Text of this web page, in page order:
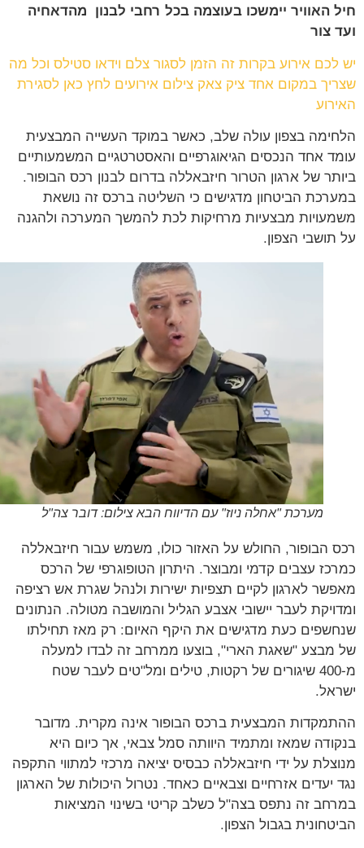
האוויר יימשכו בעוצמה בכל רחבי לבנון מהדאחיה
צור
אירוע בקרות זה הזמן לסגור צלם וידאו סטילס וכל מה
במקום אחד ציק צאק צילום אירועים לחץ כאן לסגירת
בצפון עולה שלב, כאשר במוקד העשייה המבצעית
אחד הנכסים הגיאוגרפיים והאסטרטגיים המשמעותיים
של ארגון הטרור חיזבאללה בדרום לבנון רכס הבופור.
הביטחון מדגישים כי השליטה ברכס זה נושאת
מבצעיות מרחיקות לכת להמשך המערכה ולהגנה
הצפון.
מערכת "אחלה ניוז" עם הדיווח הבא צילום: דובר צה"ל
הבופור, החולש על האזור כולו, משמש עבור חיזבאללה
עצבים קדמי ומבוצר. היתרון הטופוגרפי של הרכס
לארגון לקיים תצפיות ישירות ולנהל שגרת אש רציפה
לעבר יישובי אצבע הגליל והמושבה מטולה. הנתונים
כעת מדגישים את היקף האיום: רק מאז תחילתו
מבצע "שאגת הארי", בוצעו ממרחב זה לבדו למעלה
מ-400 שיגורים של רקטות, טילים ומל"טים לעבר שטח
המבצעית ברכס הבופור אינה מקרית. מדובר
שמאז ומתמיד היוותה סמל צבאי, אך כיום היא
על ידי חיזבאללה כבסיס יציאה מרכזי למתווי התקפה
יעדים אזרחיים וצבאיים כאחד. נטרול היכולות של הארגון
זה נתפס בצה"ל כשלב קריטי בשינוי המציאות
בגבול הצפון.